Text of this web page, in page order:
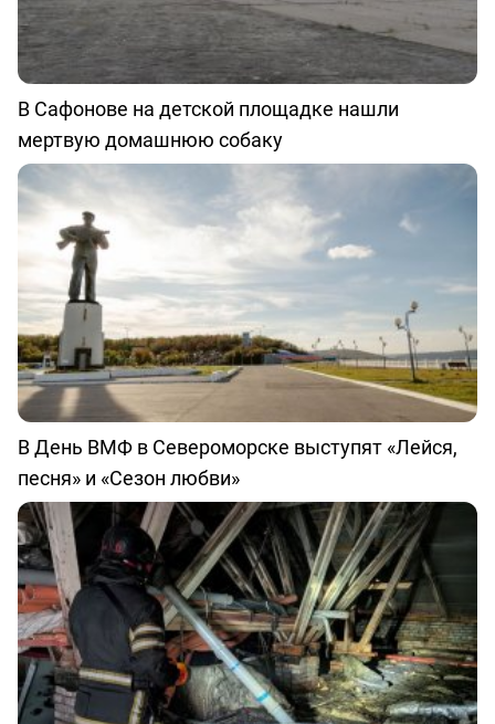
В Сафонове на детской площадке нашли
мертвую домашнюю собаку
В День ВМФ в Североморске выступят «Лейся,
песня» и «Сезон любви»